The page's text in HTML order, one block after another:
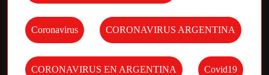
Coronavirus CORONAVIRUS ARGENTINA
CORONAVIRUS EN ARGENTINA Covid19